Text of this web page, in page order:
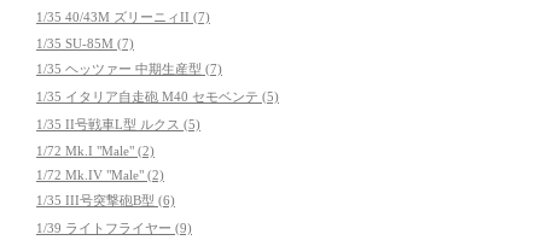
1/35 40/43M ズリーニィII (7)
1/35 SU-85M (7)
1/35 ヘッツァー 中期生産型 (7)
1/35 イタリア自走砲 M40 セモベンテ (5)
1/35 II号戦車L型 ルクス (5)
1/72 Mk.I "Male" (2)
1/72 Mk.IV "Male" (2)
1/35 III号突撃砲B型 (6)
1/39 ライトフライヤー (9)